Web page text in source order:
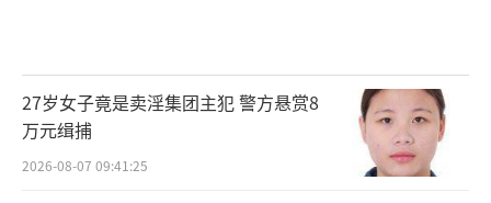
行业奖项评定、医疗机构评估、职称评聘中的
论文使用情况，着重理清“破四唯”的难点及
瓶颈。（责任编辑：zx0176）
27岁女子竟是卖淫集团主犯 警方悬赏8
万元缉捕
2026-08-07 09:41:25